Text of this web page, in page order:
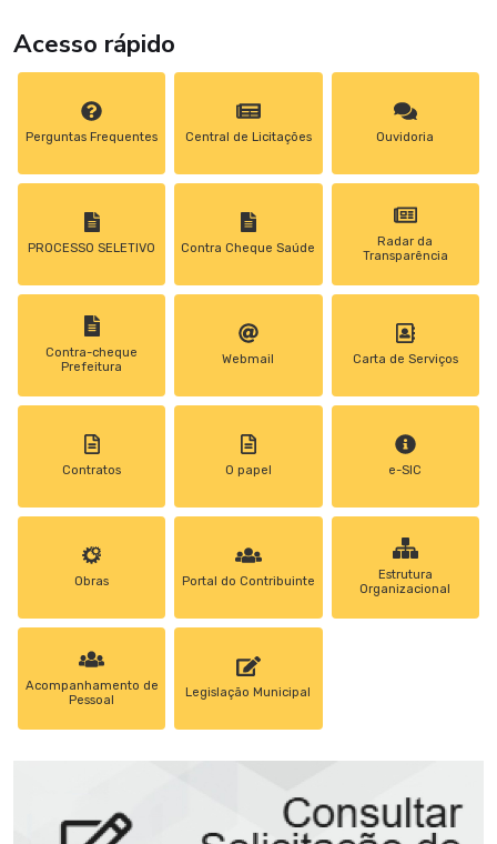
Acesso rápido
Perguntas Frequentes Central de Licitações Ouvidoria
PROCESSO SELETIVO Contra Cheque Saúde
Radar da
Transparência
Contra-cheque
Prefeitura
Webmail Carta de Serviços
Contratos 0 papel e-SIC
Obras Portal do Contribuinte
Estrutura
Organizacional
Acompanhamento de
Pessoal
Legislação Municipal